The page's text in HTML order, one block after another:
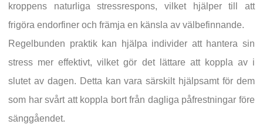
kroppens naturliga stressrespons, vilket hjälper till att
frigöra endorfiner och främja en känsla av välbefinnande.
Regelbunden praktik kan hjälpa individer att hantera sin
stress mer effektivt, vilket gör det lättare att koppla av i
slutet av dagen. Detta kan vara särskilt hjälpsamt för dem
som har svårt att koppla bort från dagliga påfrestningar före
sänggåendet.